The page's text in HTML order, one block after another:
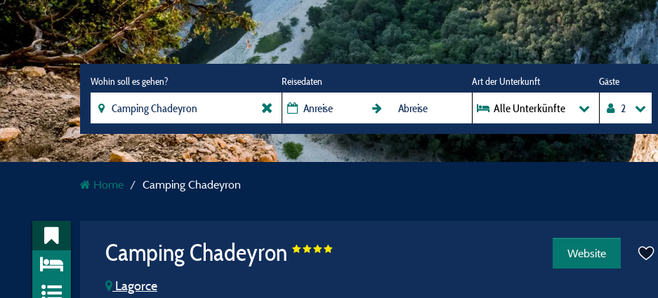
Wohin soll es gehen? Reisedaten Art der Unterkunft
Alle Unterkünfte
Gäste
Home Camping Chadeyron
Camping Chadeyron
Lagorce
Website